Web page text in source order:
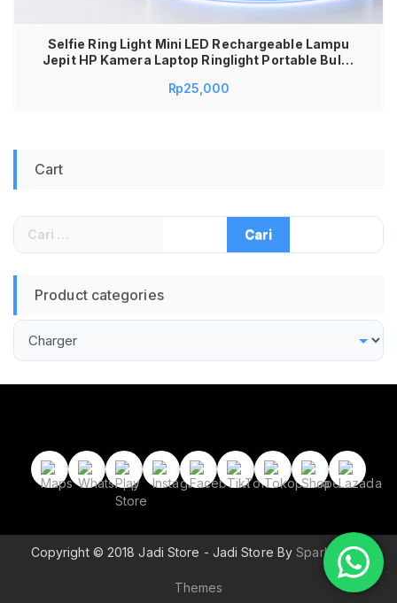
Selfie Ring Light Mini LED Rechargeable Lampu
Jepit HP Kamera Laptop Ringlight Portable Bulat
Vlog TikTok Foto Selfie Video Call Zoom Meeting
Rp25,000
Cart
Cari
untuk:
Product categories
Copyright © 2018 Jadi Store - Jadi Store BySparkle Wp
Themes